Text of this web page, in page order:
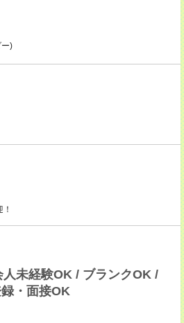
)
未経験OK / ブランクOK /
・面接OK